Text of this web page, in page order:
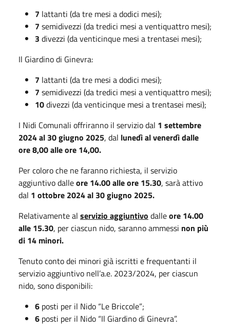
7 lattanti (da tre mesi a dodici mesi);
7 semidivezzi (da tredici mesi a ventiquattro mesi);
3 divezzi (da venticinque mesi a trentasei mesi);
Il Giardino di Ginevra:
7 lattanti (da tre mesi a dodici mesi);
7 semidivezzi (da tredici mesi a ventiquattro mesi);
10divezzi (da venticinque mesi a trentasei mesi);
I Nidi Comunali offriranno il servizio dal 1 settembre
2024 al 30 giugno 2025, dal lunedì al venerdì dalle
ore 8,00 alle ore 14,00.
Per coloro che ne faranno richiesta, il servizio
aggiuntivo dalleore 14.00 alle ore 15.30, sarà attivo
dal 1 ottobre 2024 al 30 giugno 2025.
Relativamente al servizio aggiuntivo dalleore 14.00
alle 15.30, per ciascun nido, saranno ammessi non più
di 14 minori.
Tenuto conto dei minori già iscritti e frequentanti il
servizio aggiuntivo nell’a.e. 2023/2024, per ciascun
nido, sono disponibili:
6 posti per il Nido “Le Briccole”;
6 posti per il Nido “Il Giardino di Ginevra”.